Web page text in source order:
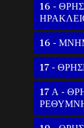
16 -
16 -
17 -
17 Α -